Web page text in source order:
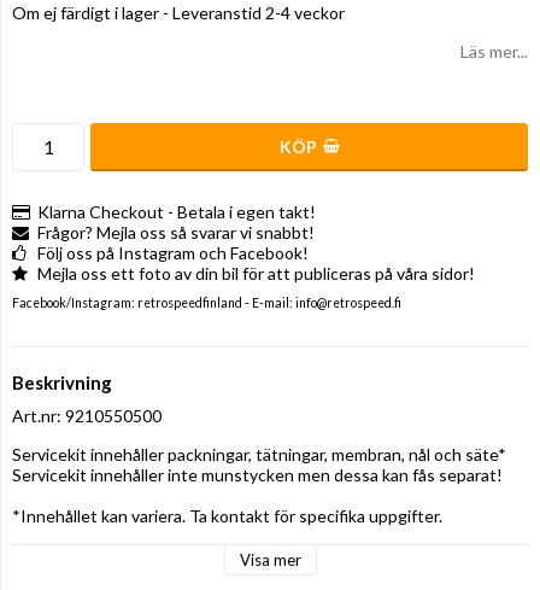
Om ej färdigt i lager - Leveranstid 2-4 veckor
Läs mer...
KÖP
Klarna Checkout - Betala i egen takt!
Frågor? Mejla oss så svarar vi snabbt!
Följ oss på Instagram och Facebook!
Mejla oss ett foto av din bil för att publiceras på våra sidor!
Facebook/Instagram: retrospeedfinland - E-mail: info@retrospeed.fi
Beskrivning
Art.nr: 9210550500
Servicekit innehåller packningar, tätningar, membran, nål och säte*
Servicekit innehåller inte munstycken men dessa kan fås separat!
*Innehållet kan variera. Ta kontakt för specifika uppgifter.
Visa mer